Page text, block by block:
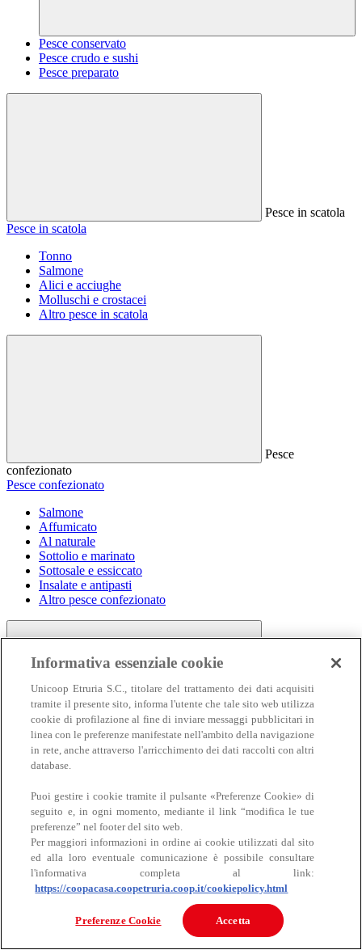
Pesce conservato
Pesce crudo e sushi
Pesce preparato
Pesce in scatola
Pesce in scatola
Tonno
Salmone
Alici e acciughe
Molluschi e crostacei
Altro pesce in scatola
Pesce
confezionato
Pesce confezionato
Salmone
Affumicato
Al naturale
Sottolio e marinato
Sottosale e essiccato
Insalate e antipasti
Altro pesce confezionato
Carne
Carne
Bovino
Informativa essenziale cookie
Unicoop Etruria S.C., titolare del trattamento dei dati acquisiti
tramite il presente sito, informa l'utente che tale sito web utilizza
cookie di profilazione al fine di inviare messaggi pubblicitari in
linea con le preferenze manifestate nell'ambito della navigazione
in rete, anche attraverso l'arricchimento dei dati raccolti con altri
database.
Puoi gestire i cookie tramite il pulsante «Preferenze Cookie» di
seguito e, in ogni momento, mediante il link “modifica le tue
preferenze” nel footer del sito web.
Per maggiori informazioni in ordine ai cookie utilizzati dal sito
ed alla loro eventuale comunicazione è possibile consultare
l'informativa completa al link:
https://coopacasa.coopetruria.coop.it/cookiepolicy.html
Preferenze Cookie Accetta